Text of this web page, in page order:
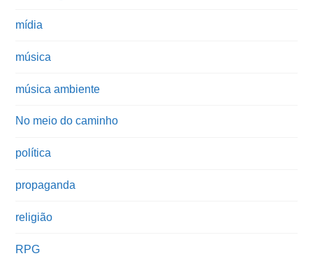
mídia
música
música ambiente
No meio do caminho
política
propaganda
religião
RPG